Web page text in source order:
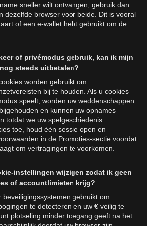
sneller wilt ontvangen, gebruik dan
dezelfde browser voor beide. Dit is vooral
of een e-wallet hebt gebruikt om de
of privémodus gebruik, kan ik mijn
steeds uitbetalen?
worden gebruikt om
bij te houden. Als u cookies
speelt, worden uw weddenschappen
en kunnen uw opnames
totdat we uw spelgeschiedenis
toe, houd één sessie open en
in de Promoties-sectie voordat
om vertragingen te voorkomen.
instellingen wijzigen zodat ik geen
of accountlimieten krijg?
beveiligingssystemen gebruikt om
te detecteren en uw € veilig te
plotseling minder toegang geeft na het